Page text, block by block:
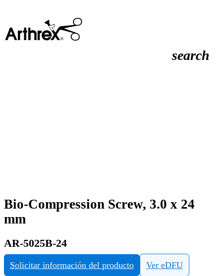
search
Bio-Compression Screw, 3.0 x 24
mm
AR-5025B-24
Solicitar información del producto Ver eDFU